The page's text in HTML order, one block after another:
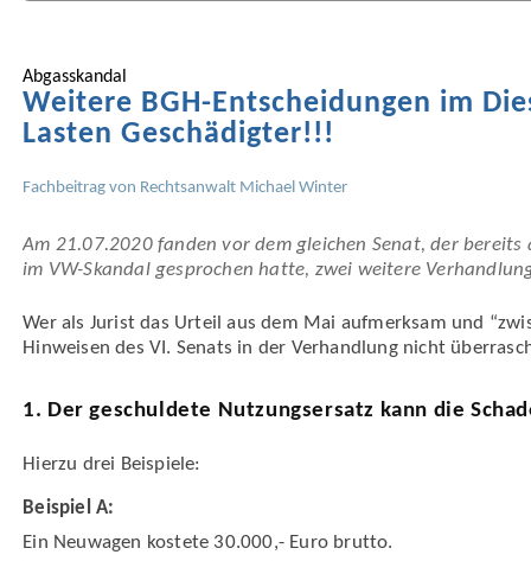
Abgas­skandal
Weitere BGH-Entscheidungen im
Lasten Geschädigter!!!
Fachbeitrag von Rechtsanwalt Michael Winter
Am 21.07.2020 fanden vor dem gleichen Senat, der
im VW-Skandal gesprochen hatte, zwei weitere
Wer als Jurist das Urteil aus dem Mai aufmerksam und
Hinweisen des VI. Senats in der Verhandlung nicht
1. Der geschuldete Nutzungsersatz kann die
Hierzu drei Beispiele:
Beispiel A:
Ein Neuwagen kostete 30.000,- Euro brutto.